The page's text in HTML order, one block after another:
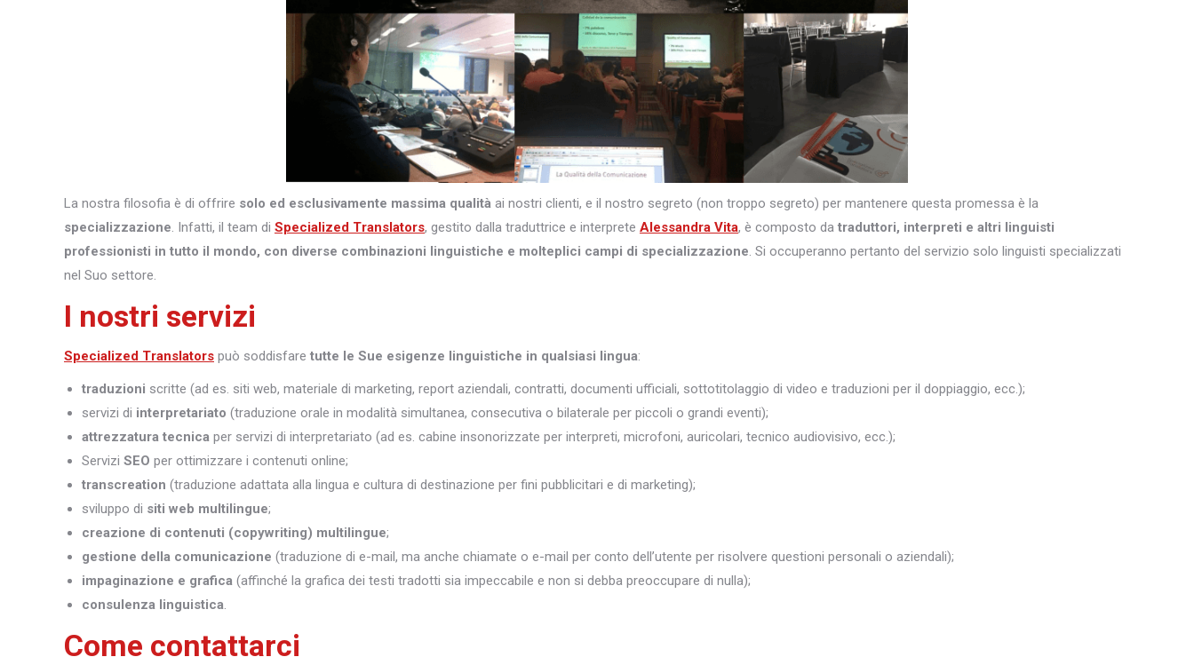
La nostra filosofia è di offrire solo ed esclusivamente massima qualità ai nostri clienti, e il nostro segreto (non troppo segreto) per mantenere questa promessa è la
specializzazione . Infatti, il team di Specialized Translators, gestito dalla traduttrice e interprete Alessandra Vita, è composto da traduttori, interpreti e altri linguisti
professionisti in tutto il mondo, con diverse combinazioni linguistiche e molteplici campi di specializzazione . Si occuperanno pertanto del servizio solo linguisti specializzati
nel Suo settore.
I nostri servizi
Specialized Translators può soddisfare tutte le Sue esigenze linguistiche in qualsiasi lingua:
traduzioni scritte (ad es. siti web, materiale di marketing, report aziendali, contratti, documenti ufficiali, sottotitolaggio di video e traduzioni per il doppiaggio, ecc.);
servizi di interpretariato (traduzione orale in modalità simultanea, consecutiva o bilaterale per piccoli o grandi eventi);
attrezzatura tecnica per servizi di interpretariato (ad es. cabine insonorizzate per interpreti, microfoni, auricolari, tecnico audiovisivo, ecc.);
Servizi SEO per ottimizzare i contenuti online;
transcreation (traduzione adattata alla lingua e cultura di destinazione per fini pubblicitari e di marketing);
sviluppo di siti web multilingue;
creazione di contenuti (copywriting) multilingue;
gestione della comunicazione (traduzione di e-mail, ma anche chiamate o e-mail per conto dell’utente per risolvere questioni personali o aziendali);
impaginazione e grafica (affinché la grafica dei testi tradotti sia impeccabile e non si debba preoccupare di nulla);
consulenza linguistica
Come contattarci